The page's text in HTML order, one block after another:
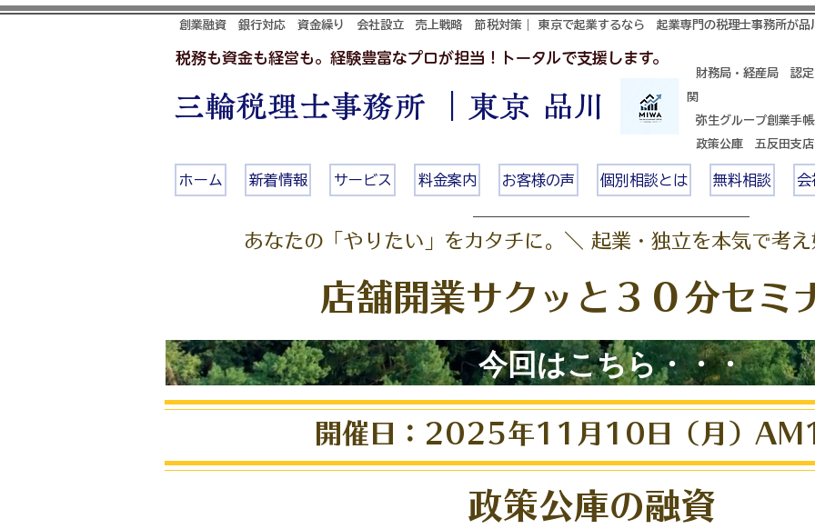
創業融資 銀行対応 資金繰り 会社設立 売上戦略 節税対策｜ 東京で起業するなら 起業専門の税理士事務所が品
税務も資金も経営も。経験豊富なプロが担当！トータルで支援します。
三輪税理士事務所 ｜東京 品川
財務局・経産局 認定
関
弥生グループ創業手
政策公庫 五反田支
ホーム 新着情報 サービス 料金案内 お客様の声 個別相談とは 無料相談 会
あなたの「やりたい」をカタチに。＼ 起業・独立を本気で考
店舗開業サクッと３０分セミ
今回はこちら・・・
開催日：2025年11月10日（月）
政策公庫の融資